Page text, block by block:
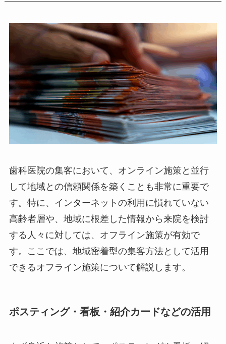
歯科医院の集客において、オンライン施策と並行
して地域との信頼関係を築くことも非常に重要で
す。特に、インターネットの利用に慣れていない
高齢者層や、地域に根差した情報から来院を検討
する人々に対しては、オフライン施策が有効で
す。ここでは、地域密着型の集客方法として活用
できるオフライン施策について解説します。
ポスティング・看板・紹介カードなどの活用